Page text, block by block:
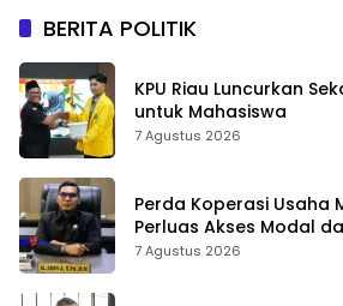
BERITA POLITIK
KPU Riau Luncurkan
untuk Mahasiswa
7 Agustus 2026
Perda Koperasi Usaha
Perluas Akses Modal
7 Agustus 2026